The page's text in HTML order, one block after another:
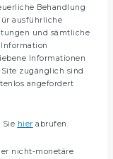
Behandlung
ausführliche
und sämtliche
Informationen
zugänglich sind
angefordert
Sie hier abrufen.
nicht-monetäre